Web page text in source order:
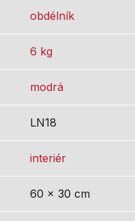
obdélník
6 kg
modrá
LN18
interiér
60 x 30 cm